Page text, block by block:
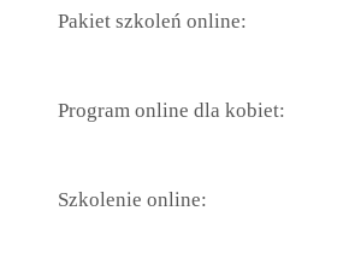
Pakiet szkoleń online:
Program online dla kobiet:
Szkolenie online: